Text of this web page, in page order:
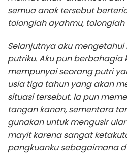
semua anak tersebut
tolonglah ayahmu, tolonglah
Selanjutnya aku
putriku. Aku pun berbahagia
mempunyai seorang putri
usia tiga tahun yang akan
situasi tersebut. Ia pun
tangan kanan, sementara
gunakan untuk mengusir
mayit karena sangat
pangkuanku sebagaimana